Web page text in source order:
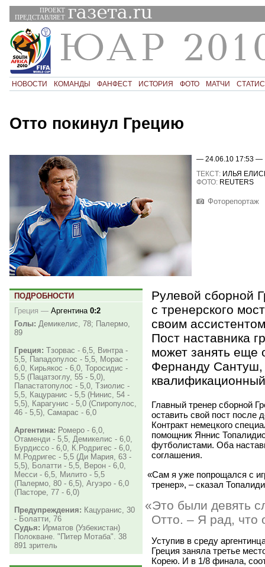
ПРОЕКТ
ПРЕДСТАВЛЯЕТ
НОВОСТИ КОМАНДЫ ФАНФЕСТ ИСТОРИЯ ФОТО МАТЧИ
Отто покинул Грецию
— 24.06.10 17:53 —
ТЕКСТ: ИЛЬЯ
ФОТО: REUTERS
Фоторепортаж
Рулевой сборной
с тренерского
своим
Пост наставника
может занять еще
Фернанду
Главный тренер сборной
оставить свой пост после
Контракт немецкого
помощник Яннис
футболистами. Оба
соглашения.
«Сам я уже попрощался с
тренер», – сказал
«Это были девять
Отто. – Я рад,
Уступив в среду
Греция заняла третье
Корею. И в 1/8 финала,
ПОДРОБНОСТИ
Греция — Аргентина 0:2
Голы: Демикелис, 78; Палермо,
89
Греция: Тзорвас - 6,5, Винтра -
5,5, Пападопулос - 5,5, Морас -
6,0, Кирьякос - 6,0, Торосидис -
5,5 (Пацатзоглу, 55 - 5,0),
Папастатопулос - 5,0, Тзиолис -
5,5, Кацуранис - 5,5 (Нинис, 54 -
5,5), Карагунис - 5,0 (Спиропулос,
46 - 5,5), Самарас - 6,0
Аргентина: Ромеро - 6,0,
Отаменди - 5,5, Демикелис - 6,0,
Бурдиссо - 6,0, К.Родригес - 6,0,
М.Родригес - 5,5 (Ди Мария, 63 -
5,5), Болатти - 5,5, Верон - 6,0,
Месси - 6,5, Милито - 5,5
(Палермо, 80 - 6,5), Агуэро - 6,0
(Пасторе, 77 - 6,0)
Предупреждения: Кацуранис, 30
- Болатти, 76
Судья: Ирматов (Узбекистан)
Полокване. "Питер Мотаба". 38
891 зритель